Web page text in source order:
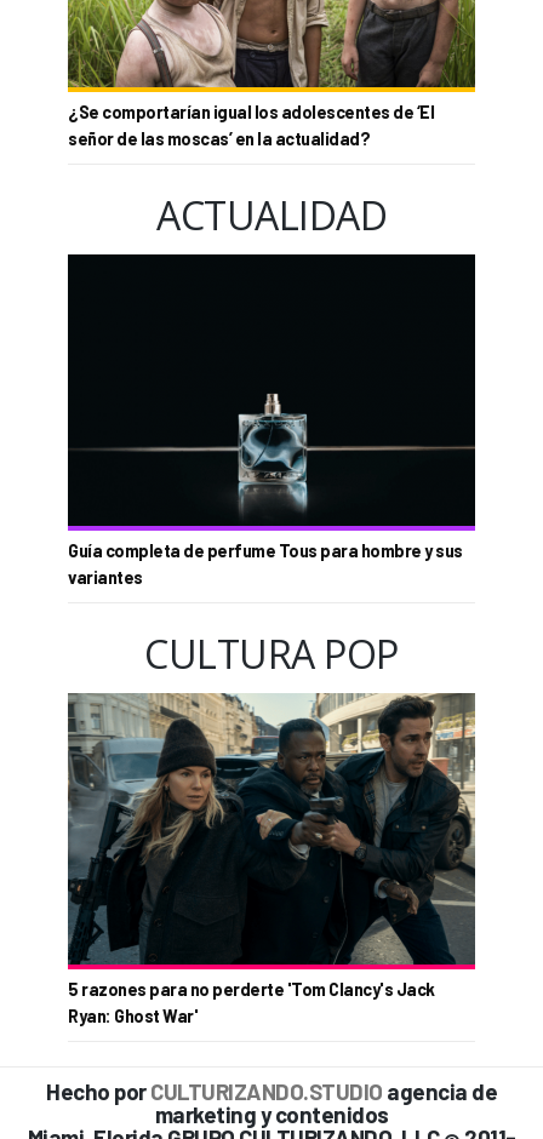
¿Se comportarían igual los adolescentes de ‘El
señor de las moscas’ en la actualidad?
ACTUALIDAD
Guía completa de perfume Tous para hombre y sus
variantes
CULTURA POP
5 razones para no perderte 'Tom Clancy's Jack
Ryan: Ghost War'
Hecho porCULTURIZANDO.STUDIO agencia de
marketing y contenidos